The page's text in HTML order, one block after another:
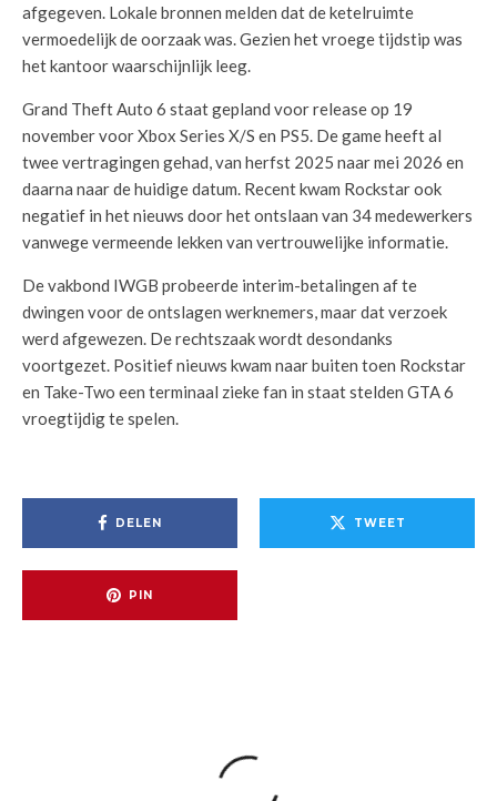
afgegeven. Lokale bronnen melden dat de ketelruimte
vermoedelijk de oorzaak was. Gezien het vroege tijdstip was
het kantoor waarschijnlijk leeg.
Grand Theft Auto 6 staat gepland voor release op 19
november voor Xbox Series X/S en PS5. De game heeft al
twee vertragingen gehad, van herfst 2025 naar mei 2026 en
daarna naar de huidige datum. Recent kwam Rockstar ook
negatief in het nieuws door het ontslaan van 34 medewerkers
vanwege vermeende lekken van vertrouwelijke informatie.
De vakbond IWGB probeerde interim-betalingen af te
dwingen voor de ontslagen werknemers, maar dat verzoek
werd afgewezen. De rechtszaak wordt desondanks
voortgezet. Positief nieuws kwam naar buiten toen Rockstar
en Take-Two een terminaal zieke fan in staat stelden GTA 6
vroegtijdig te spelen.
DELEN TWEET
PIN